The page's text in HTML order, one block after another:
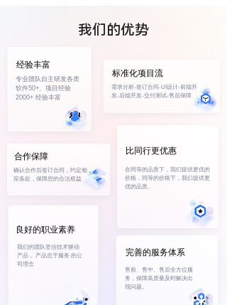
我们的优势
专业团队自主研发各类
软件50+、项目经验
2000+ 经验丰富
标准化项目流
程
需求分析-签订合同-UI设计-前端开
发-后端开发-交付测试-售后保障
合作保障
确认合作后签订合同，约定相
应条款，保障您的合法权益
比同行更优惠
在同等的品质下，我们提供更优的
价格，同等的价格下，我们提供更
优的品质。
良好的职业素养
我们的团队坚信技术驱动
产品， 产品忠于服务 的公
司理念
售前、售中、售后全方位服
务，保障高质量及时解决出
现问题。
完善的服务体系
经验丰富